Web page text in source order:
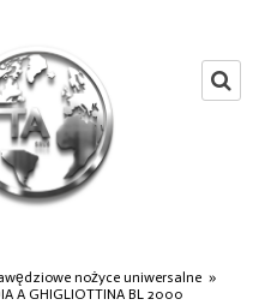
nożyce uniwersalne »
A GHIGLIOTTINA BL 2000